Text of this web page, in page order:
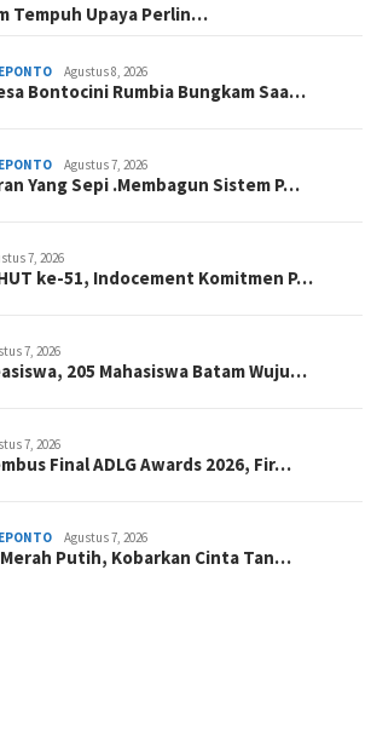
Tempuh Upaya Perlin…
Agustus 8, 2026
Bontocini Rumbia Bungkam Saa…
Agustus 7, 2026
Yang Sepi .Membagun Sistem P…
7, 2026
ke-51, Indocement Komitmen P…
7, 2026
205 Mahasiswa Batam Wuju…
7, 2026
Final ADLG Awards 2026, Fir…
Agustus 7, 2026
Putih, Kobarkan Cinta Tan…